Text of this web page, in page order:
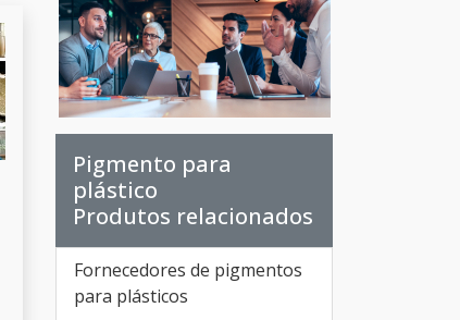
Pigmento para
plástico
Produtos relacionados
Fornecedores de pigmentos
para plásticos